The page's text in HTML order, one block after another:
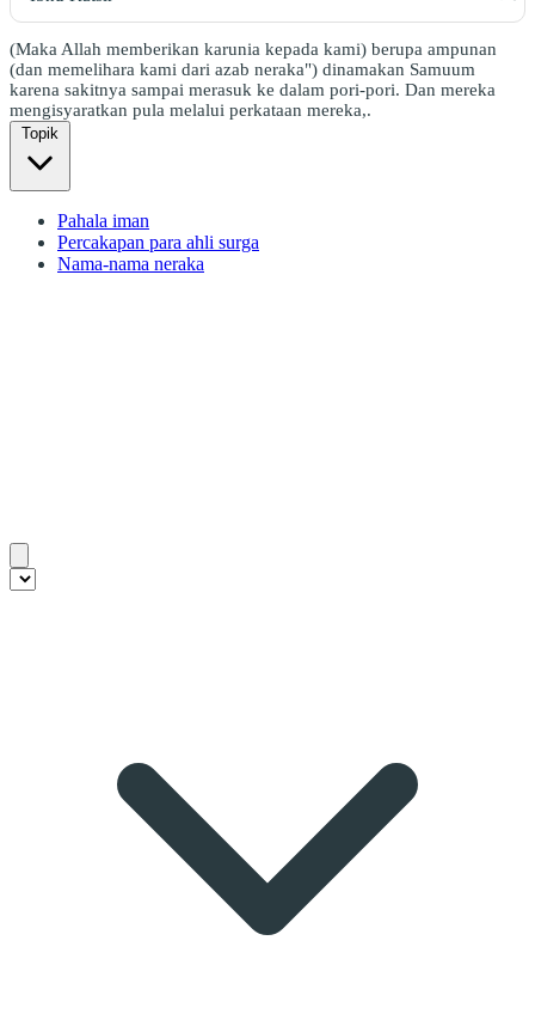
(Maka Allah memberikan karunia kepada kami) berupa ampunan
(dan memelihara kami dari azab neraka") dinamakan Samuum
karena sakitnya sampai merasuk ke dalam pori-pori. Dan mereka
mengisyaratkan pula melalui perkataan mereka,.
Topik
Pahala iman
Percakapan para ahli surga
Nama-nama neraka